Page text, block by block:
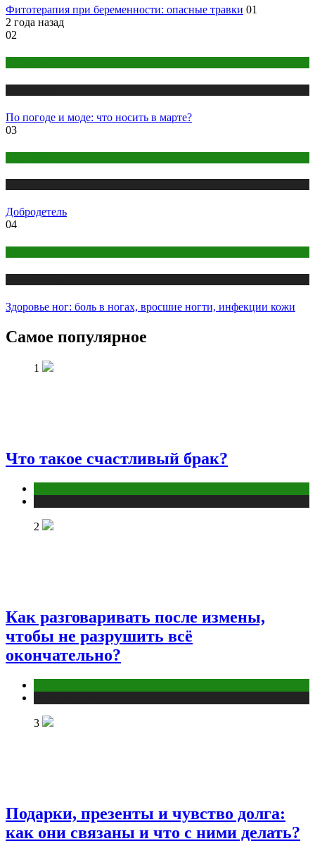
Фитотерапия при беременности: опасные травки 01
2 года назад
02
По погоде и моде: что носить в марте?
03
Добродетель
04
Здоровье ног: боль в ногах, вросшие ногти, инфекции кожи
Самое популярное
1
Что такое счастливый брак?
2
Как разговаривать после измены,
чтобы не разрушить всё
окончательно?
3
Подарки, презенты и чувство долга:
как они связаны и что с ними делать?